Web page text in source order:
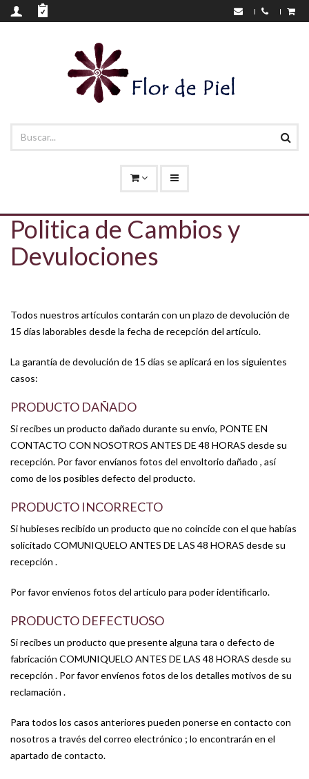
Politica de Cambios y
Devulociones
Todos nuestros artículos contarán con un plazo de devolución de
15 días laborables desde la fecha de recepción del artículo.
La garantía de devolución de 15 días se aplicará en los siguientes
casos:
PRODUCTO DAÑADO
Si recibes un producto dañado durante su envío, PONTE EN
CONTACTO CON NOSOTROS ANTES DE 48 HORAS desde su
recepción. Por favor envíanos fotos del envoltorio dañado , así
como de los posibles defecto del producto.
PRODUCTO INCORRECTO
Si hubieses recibido un producto que no coincide con el que habías
solicitado COMUNIQUELO ANTES DE LAS 48 HORAS desde su
recepción .
Por favor envíenos fotos del artículo para poder identificarlo.
PRODUCTO DEFECTUOSO
Si recibes un producto que presente alguna tara o defecto de
fabricación COMUNIQUELO ANTES DE LAS 48 HORAS desde su
recepción . Por favor envíenos fotos de los detalles motivos de su
reclamación .
Para todos los casos anteriores pueden ponerse en contacto con
nosotros a través del correo electrónico ; lo encontrarán en el
apartado de contacto.